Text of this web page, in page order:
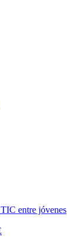
entre jóvenes